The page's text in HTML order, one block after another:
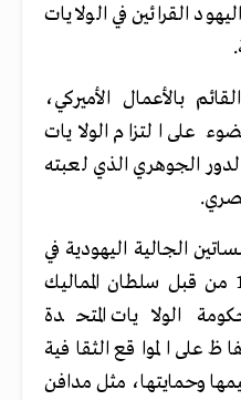
القرائين في الولايات
بالأعمال الأميركي،
على التزام الولايات
الجوهري الذي لعبته
الجالية اليهودية في
مصر منذ إنشائها عام 1482 من قبل سلطان المماليك
الولايات المتحدة
على المواقع الثقافية
وحمايتها، مثل مدافن